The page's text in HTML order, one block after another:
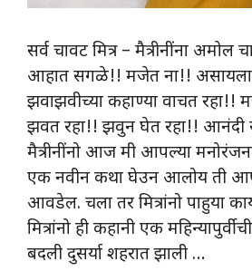
सर्व चावट मित्र – मैत्रीनींना
आहात सगळे!! मजेत ना!!
झवाझवीच्या कहाण्या वाचत
झवत रहा!! झवुन घेत रहा!! आनंदी
मैत्रीनींनो आज मी आपल्या
एक नवीन कथा घेउन आलोय ती
आवडेल. चला तर मित्रांनो पाहुया
मित्रांनो ही कहानी एक
बदली दुसर्या शहरात झाली …